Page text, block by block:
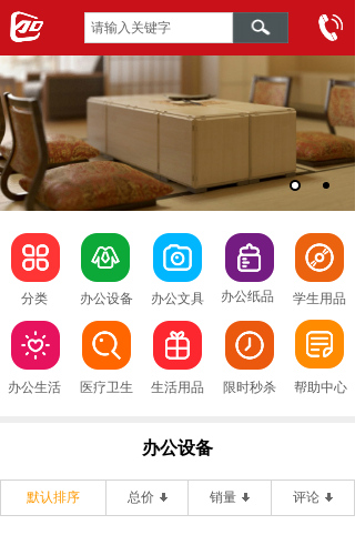
分类 办公设备 办公文具 办公纸品 学生用品
限时秒杀 帮助中心
办公生活 生活用品
医疗卫生
办公设备
默认排序 总价 销量 评论